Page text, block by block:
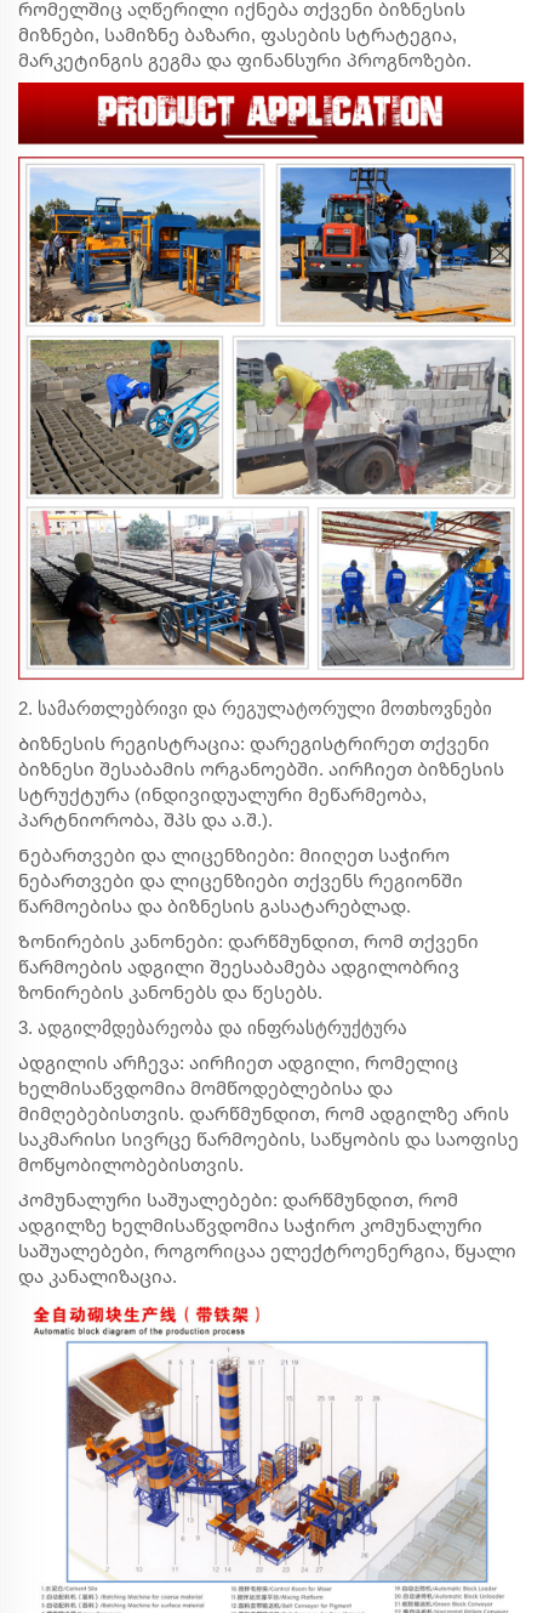
რომელშიც აღწერილი იქნება თქვენი ბიზნესის
მიზნები, სამიზნე ბაზარი, ფასების სტრატეგია,
მარკეტინგის გეგმა და ფინანსური პროგნოზები.
2. სამართლებრივი და რეგულატორული მოთხოვნები
Ბიზნესის რეგისტრაცია: დარეგისტრირეთ თქვენი
ბიზნესი შესაბამის ორგანოებში. აირჩიეთ ბიზნესის
სტრუქტურა (ინდივიდუალური მეწარმეობა,
პარტნიორობა, შპს და ა.შ.).
Ნებართვები და ლიცენზიები: მიიღეთ საჭირო
ნებართვები და ლიცენზიები თქვენს რეგიონში
წარმოებისა და ბიზნესის გასატარებლად.
Ზონირების კანონები: დარწმუნდით, რომ თქვენი
წარმოების ადგილი შეესაბამება ადგილობრივ
ზონირების კანონებს და წესებს.
3. ადგილმდებარეობა და ინფრასტრუქტურა
Ადგილის არჩევა: აირჩიეთ ადგილი, რომელიც
ხელმისაწვდომია მომწოდებლებისა და
მიმღებებისთვის. დარწმუნდით, რომ ადგილზე არის
საკმარისი სივრცე წარმოების, საწყობის და საოფისე
მოწყობილობებისთვის.
Კომუნალური საშუალებები: დარწმუნდით, რომ
ადგილზე ხელმისაწვდომია საჭირო კომუნალური
საშუალებები, როგორიცაა ელექტროენერგია, წყალი
და კანალიზაცია.